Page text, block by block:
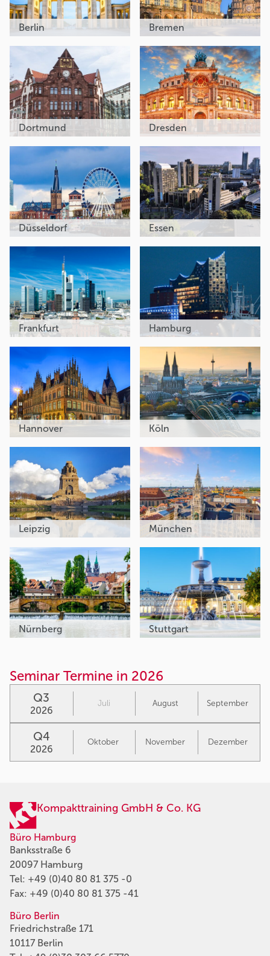
Berlin Bremen
Dortmund Dresden
Düsseldorf Essen
Frankfurt Hamburg
Hannover Köln
Leipzig München
Nürnberg Stuttgart
Seminar Termine in 2026
Q3
2026
Juli August September
Q4
2026
Oktober November Dezember
Kompakttraining GmbH & Co. KG
Büro Hamburg
Banksstraße 6
20097 Hamburg
Tel: +49 (0)40 80 81 375 -0
Fax: +49 (0)40 80 81 375 -41
Büro Berlin
Friedrichstraße 171
10117 Berlin